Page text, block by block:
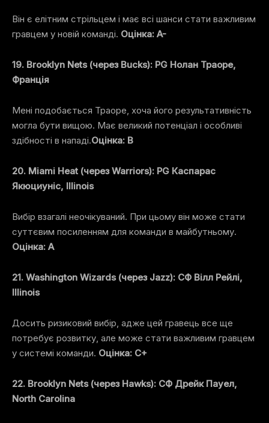
Він є елітним стрільцем і має всі шанси стати важливим
гравцем у новій команді. Оцінка: A-
19. Brooklyn Nets (через Bucks): PG Нолан Траоре,
Франція
Мені подобається Траоре, хоча його результативність
могла бути вищою. Має великий потенціал і особливі
здібності в нападі.Оцінка: B
20. Miami Heat (через Warriors): PG Каспарас
Якюциуніс, Illinois
Вибір взагалі неочікуваний. При цьому він може стати
суттєвим посиленням для команди в майбутньому.
Оцінка: A
21. Washington Wizards (через Jazz): СФ Вілл Рейлі,
Illinois
Досить ризиковий вибір, адже цей гравець все ще
потребує розвитку, але може стати важливим гравцем
у системі команди. Оцінка: C+
22. Brooklyn Nets (через Hawks): СФ Дрейк Пауел,
North Carolina